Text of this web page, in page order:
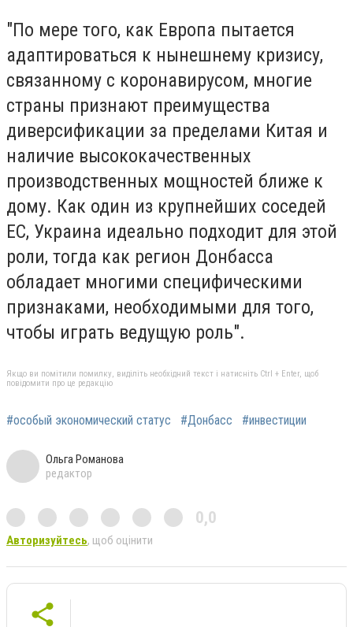
"По мере того, как Европа пытается
адаптироваться к нынешнему кризису,
связанному с коронавирусом, многие
страны признают преимущества
диверсификации за пределами Китая и
наличие высококачественных
производственных мощностей ближе к
дому. Как один из крупнейших соседей
ЕС, Украина идеально подходит для этой
роли, тогда как регион Донбасса
обладает многими специфическими
признаками, необходимыми для того,
чтобы играть ведущую роль".
Якщо ви помітили помилку, виділіть необхідний текст і натисніть Ctrl + Enter, щоб
повідомити про це редакцію
#особый экономический статус #Донбасс #инвестиции
Ольга Романова
редактор
0,0
Авторизуйтесь, щоб оцінити